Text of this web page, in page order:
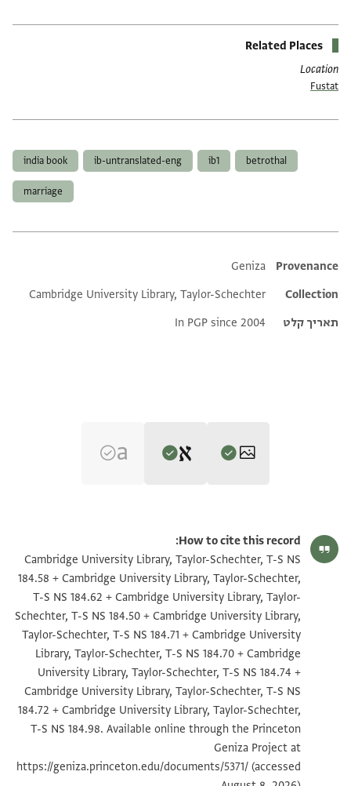
Related Places
Location
Fustat
betrothal
ib1
ib-untranslated-eng
india book
marriage
Additional metadata
Provenance
Geniza
Collection
Cambridge University Library, Taylor-Schechter
תאריך קלט
In PGP since 2004
S. D. Goitein and Mordechai Akiva Friedman,India Book 1: Joseph
Lebdi prominent india trader: Cairo Genizah documents‎(in
Hebrew) (Ben-Zvi Institute, 2009).
I, 34a
מעשה שהיה לפנינו אנו שני הדיינים הקבועים בפסטאט
מצרים ומאן דחתים עימנא
לתחתא כן הוה חצר אלינא אלשיך אבו אסחק מר ור
אברהם היקר יש צו בר כגק מר ור יצחק
הזקן הנכבד נע וקאל לנא לי זכות וראיה ואנא אותר מן
בית דין אסתמאעהא ואתבאתהא
ליכון לי לזכו ולראיה ואחצר אלינא מר ור משה הזקן בר
מר ור נסים הזקן נע ומר ור יוסף בר
מר ור נסים הזקן דידיע בן אלקלאל סט ושהדא בין ידינא
T-S NS 184.58 1v
T-S NS 184.62 1r הגדל וסובב
T-S NS 184.62 1v
T-S NS 184.50 1r הגדל וסובב
T-S NS 184.50 1v
T-S NS 184.71 1r הגדל וסובב
T-S NS 184.71 1v
T-S NS 184.70 1r הגדל וסובב
How to cite this record:
Cambridge University Library, Taylor-Schechter, T-S NS
184.58 + Cambridge University Library, Taylor-Schechter,
T-S NS 184.62 + Cambridge University Library, Taylor-
Schechter, T-S NS 184.50 + Cambridge University Library,
Taylor-Schechter, T-S NS 184.71 + Cambridge University
Library, Taylor-Schechter, T-S NS 184.70 + Cambridge
University Library, Taylor-Schechter, T-S NS 184.74 +
Cambridge University Library, Taylor-Schechter, T-S NS
184.72 + Cambridge University Library, Taylor-Schechter,
T-S NS 184.98. Available online through the Princeton
Geniza Project at
https://geniza.princeton.edu/documents/5371/ (accessed